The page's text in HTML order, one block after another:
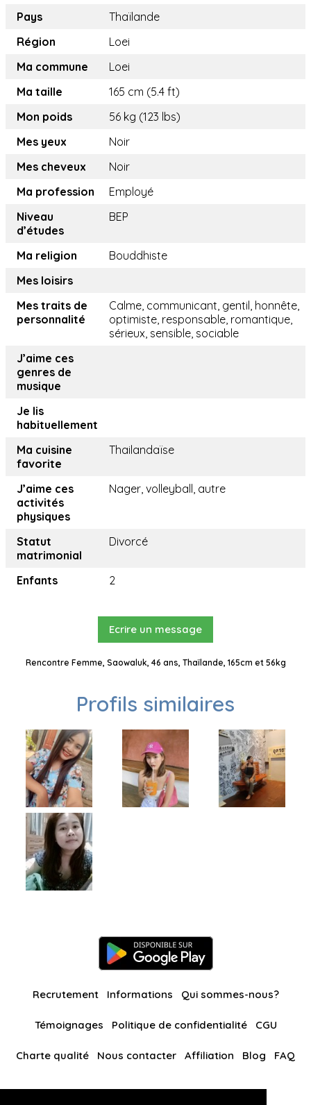
Pays
Thaïlande
Région
Loei
Ma commune
Loei
Ma taille
165 cm (5.4 ft)
Mon poids
56 kg (123 lbs)
Mes yeux
Noir
Mes cheveux
Noir
Ma profession
Employé
Niveau
d’études
BEP
Ma religion
Bouddhiste
Mes loisirs
Mes traits de
personnalité
Calme, communicant, gentil, honnête,
optimiste, responsable, romantique,
sérieux, sensible, sociable
J’aime ces
genres de
musique
Je lis
habituellement
Ma cuisine
favorite
Thailandaïse
J’aime ces
activités
physiques
Nager, volleyball, autre
Statut
matrimonial
Divorcé
Enfants 2
Ecrire un message
Rencontre Femme, Saowaluk, 46 ans, Thaïlande, 165cm et 56kg
Profils similaires
Recrutement Informations Qui sommes-nous?
Témoignages Politique de confidentialité CGU
Charte qualité Nous contacter Affiliation Blog FAQ